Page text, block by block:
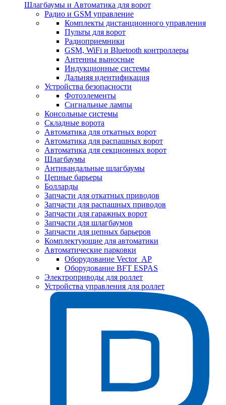
Шлагбаумы и Автоматика для ворот
Радио и GSM управление
Комплекты дистанционного управления
Пульты для ворот
Радиоприемники
GSM, WiFi и Bluetooth контроллеры
Антенны выносные
Индукционные системы
Дальняя идентификация
Устройства безопасности
Фотоэлементы
Сигнальные лампы
Консольные системы
Складные ворота
Автоматика для откатных ворот
Автоматика для распашных ворот
Автоматика для секционных ворот
Шлагбаумы
Антивандальные шлагбаумы
Цепные барьеры
Болларды
Запчасти для откатных приводов
Запчасти для распашных приводов
Запчасти для гаражных ворот
Запчасти для шлагбаумов
Запчасти для цепных барьеров
Комплектующие для автоматики
Автоматические парковки
Оборудование Vector_AP
Оборудование BFT ESPAS
Электроприводы для роллет
Устройства управления для роллет